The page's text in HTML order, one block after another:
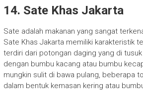
14. Sate Khas Jakarta
Sate adalah makanan yang sangat
Sate Khas Jakarta memiliki karakteristik
terdiri dari potongan daging yang di
dengan bumbu kacang atau bumbu
mungkin sulit di bawa pulang, beberapa
dalam bentuk kemasan kering atau